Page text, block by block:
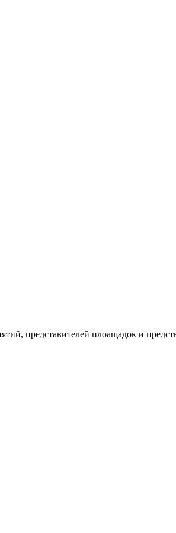
представителей плоащадок и